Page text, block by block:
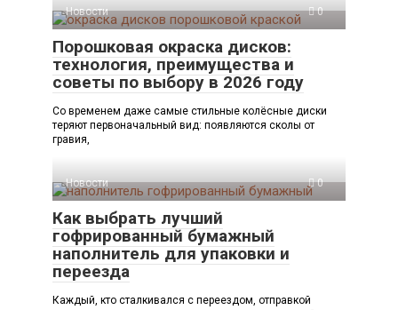
Новости 0
Порошковая окраска дисков:
технология, преимущества и
советы по выбору в 2026 году
Со временем даже самые стильные колёсные диски
теряют первоначальный вид: появляются сколы от
гравия,
Новости 0
Как выбрать лучший
гофрированный бумажный
наполнитель для упаковки и
переезда
Каждый, кто сталкивался с переездом, отправкой